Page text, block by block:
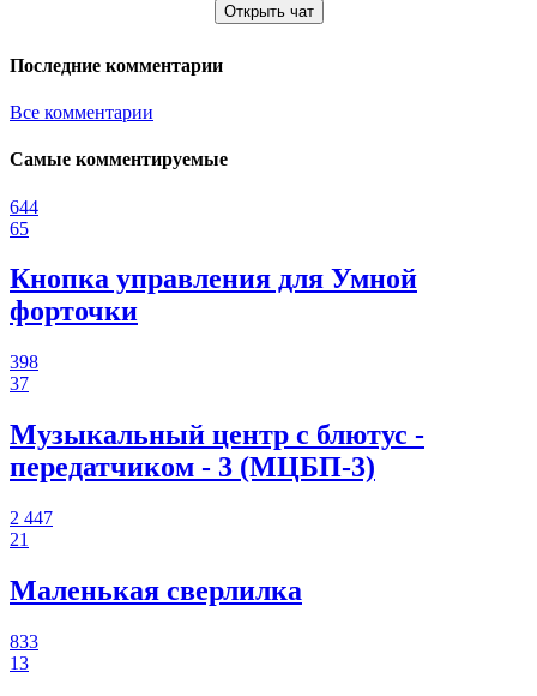
Открыть чат
Последние комментарии
Все комментарии
Самые комментируемые
644
65
Кнопка управления для Умной
форточки
398
37
Музыкальный центр с блютус -
передатчиком - 3 (МЦБП-3)
2 447
21
Маленькая сверлилка
833
13